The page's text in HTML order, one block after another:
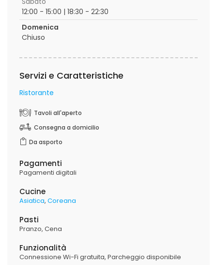
12:00 - 15:00 | 18:30 - 22:30
Domenica
Chiuso
Servizi e Caratteristiche
Ristorante
Tavoli all'aperto
Consegna a domicilio
Da asporto
Pagamenti
Pagamenti digitali
Cucine
Asiatica Coreana
Pasti
Pranzo Cena
Funzionalità
Connessione Wi-Fi gratuita Parcheggio disponibile